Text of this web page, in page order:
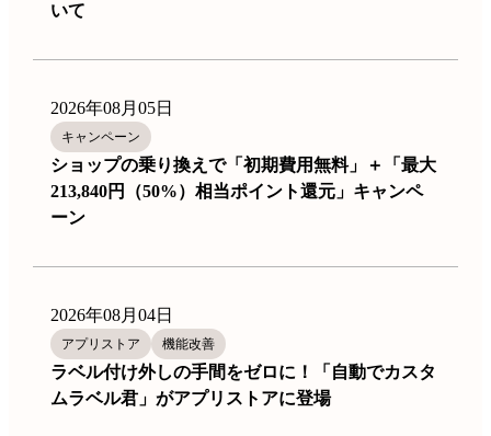
いて
2026年08月05日
キャンペーン
ショップの乗り換えで「初期費用無料」＋「最大
213,840円（50%）相当ポイント還元」キャンペ
ーン
2026年08月04日
アプリストア 機能改善
ラベル付け外しの手間をゼロに！「自動でカスタ
ムラベル君」がアプリストアに登場